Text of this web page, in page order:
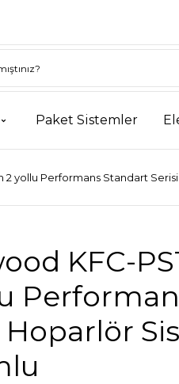
Paket Sistemler
2 yollu Performans Standart
KFC-
Hoparlör